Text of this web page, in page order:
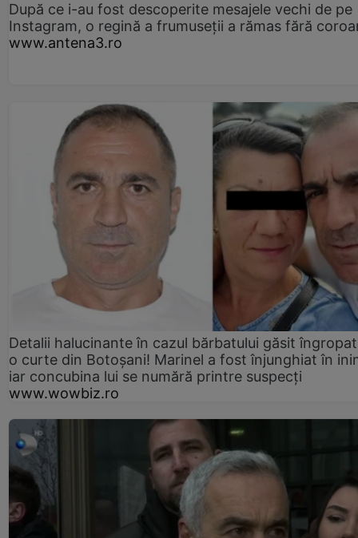
După ce i-au fost descoperite mesajele vechi de pe
Instagram, o regină a frumuseții a rămas fără
www.antena3.ro
Detalii halucinante în cazul bărbatului găsit
o curte din Botoșani! Marinel a fost înjunghiat în
iar concubina lui se numără printre suspecți
www.wowbiz.ro